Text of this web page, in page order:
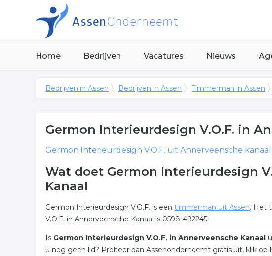
Home Bedrijven Vacatures Nieuws
Bedrijven in Assen Bedrijven in Assen Timmerman in Assen
Germon Interieurdesign V.O.F. in
Germon Interieurdesign V.O.F. uit Annerveensche
Wat doet Germon Interieurdesign
Kanaal
Germon Interieurdesign V.O.F. is een timmerman uit Assen. Het
V.O.F. in Annerveensche Kanaal is 0598-492245.
Is Germon Interieurdesign V.O.F. in Annerveensche Kanaal
u nog geen lid? Probeer dan Assenonderneemt gratis uit, klik op